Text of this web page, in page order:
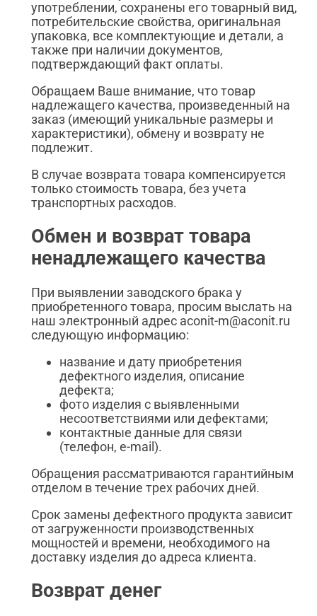
употреблении, сохранены его товарный вид,
потребительские свойства, оригинальная
упаковка, все комплектующие и детали, а
также при наличии документов,
подтверждающий факт оплаты.
Обращаем Ваше внимание, что товар
надлежащего качества, произведенный на
заказ (имеющий уникальные размеры и
характеристики), обмену и возврату не
подлежит.
В случае возврата товара компенсируется
только стоимость товара, без учета
транспортных расходов.
Обмен и возврат товара
ненадлежащего качества
При выявлении заводского брака у
приобретенного товара, просим выслать на
наш электронный адрес aconit-m@aconit.ru
следующую информацию:
название и дату приобретения
дефектного изделия, описание
дефекта;
фото изделия с выявленными
несоответствиями или дефектами;
контактные данные для связи
(телефон, e-mail).
Обращения рассматриваются гарантийным
отделом в течение трех рабочих дней.
Срок замены дефектного продукта зависит
от загруженности производственных
мощностей и времени, необходимого на
доставку изделия до адреса клиента.
Возврат денег